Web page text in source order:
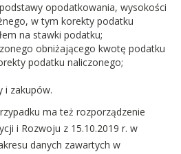
opodatkowania, wysokości
w tym korekty podatku
na stawki podatku;
obniżającego kwotę podatku
podatku naliczonego;
i zakupów.
ma też rozporządzenie
i Rozwoju z 15.10.2019 r. w
danych zawartych w